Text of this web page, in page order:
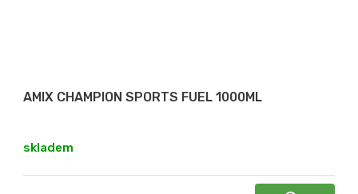
AMIX CHAMPION SPORTS FUEL 1000ML
skladem